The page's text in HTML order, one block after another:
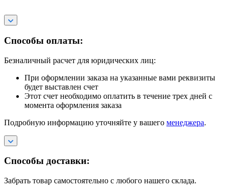
Способы оплаты:
Безналичный расчет для юридических лиц:
При оформлении заказа на указанные вами реквизиты
будет выставлен счет
Этот счет необходимо оплатить в течение трех дней с
момента оформления заказа
Подробную информацию уточняйте у вашего менеджера.
Способы доставки:
Забрать товар самостоятельно с любого нашего склада.